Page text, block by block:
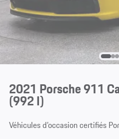
2021 Porsche 911
(992 I)
Véhicules d’occasion certifiés